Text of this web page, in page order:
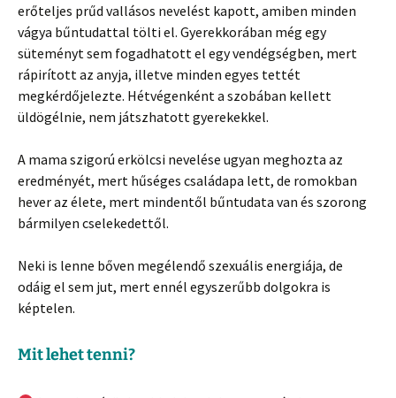
erőteljes prűd vallásos nevelést kapott, amiben minden
vágya bűntudattal tölti el. Gyerekkorában még egy
süteményt sem fogadhatott el egy vendégségben, mert
rápirított az anyja, illetve minden egyes tettét
megkérdőjelezte. Hétvégenként a szobában kellett
üldögélnie, nem játszhatott gyerekekkel.
A mama szigorú erkölcsi nevelése ugyan meghozta az
eredményét, mert hűséges családapa lett, de romokban
hever az élete, mert mindentől bűntudata van és szorong
bármilyen cselekedettől.
Neki is lenne bőven megélendő szexuális energiája, de
odáig el sem jut, mert ennél egyszerűbb dolgokra is
képtelen.
Mit lehet tenni?